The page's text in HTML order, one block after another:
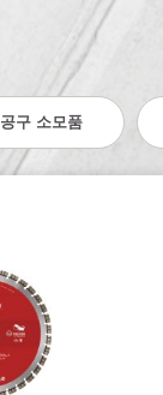
공구 소모품